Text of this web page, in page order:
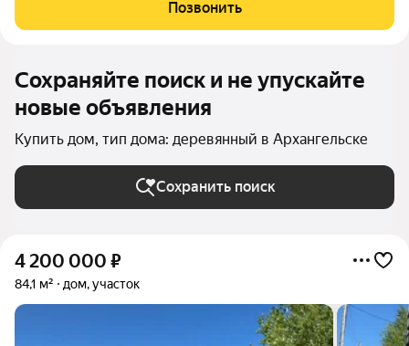
комфорт города и спокойствие загородной
Позвонить
Сохраняйте поиск и не упускайте
новые объявления
Купить дом, тип дома: деревянный в Архангельске
Сохранить поиск
4 200 000 ₽
84,1 м² дом, участок